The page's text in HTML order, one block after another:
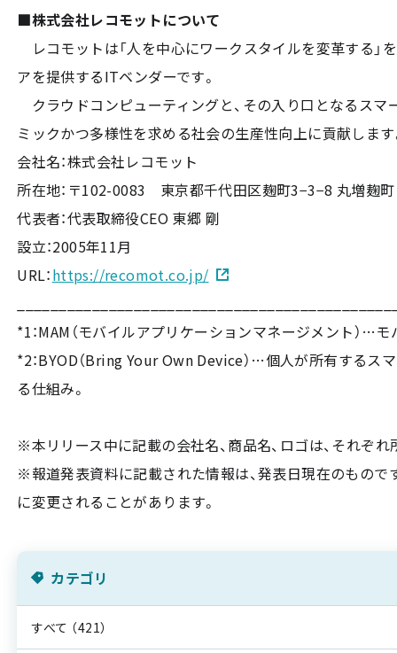
■株式会社レコモットについて
レコモットは「人を中心にワークスタイルを変革する」
アを提供するITベンダーです。
クラウドコンピューティングと、その入り口となるス
ミックかつ多様性を求める社会の生産性向上に貢献します
会社名：株式会社レコモット
所在地：〒102-0083 東京都千代田区麹町3−3−8 丸増麹
代表者：代表取締役CEO 東郷 剛
設立：2005年11月
URL：https://recomot.co.jp/
*1：MAM（モバイルアプリケーションマネージメント）…
*2：BYOD（Bring Your Own Device）…個人が所有するス
る仕組み。
※本リリース中に記載の会社名、商品名、ロゴは、それぞ
※報道発表資料に記載された情報は、発表日現在のもので
に変更されることがあります。
カテゴリ
すべて （421）